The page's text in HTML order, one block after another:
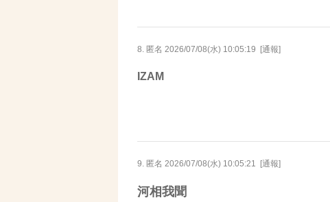
8. 匿名 2026/07/08(水) 10:05:19 [通報]
IZAM
9. 匿名 2026/07/08(水) 10:05:21 [通報]
河相我聞